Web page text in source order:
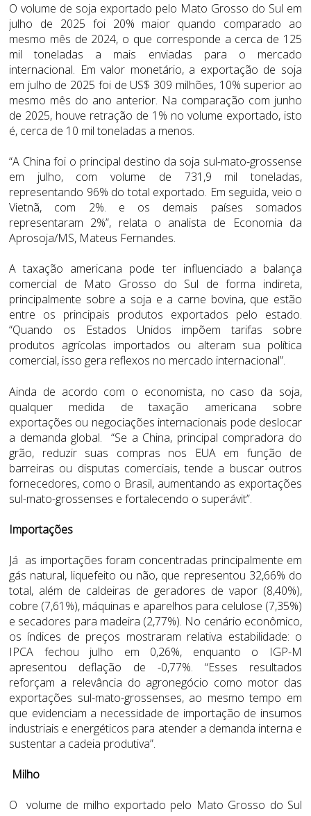
O volume de soja exportado pelo Mato Grosso do Sul em
julho de 2025 foi 20% maior quando comparado ao
mesmo mês de 2024, o que corresponde a cerca de 125
mil toneladas a mais enviadas para o mercado
internacional. Em valor monetário, a exportação de soja
em julho de 2025 foi de US$ 309 milhões, 10% superior ao
mesmo mês do ano anterior. Na comparação com junho
de 2025, houve retração de 1% no volume exportado, isto
é, cerca de 10 mil toneladas a menos.
“A China foi o principal destino da soja sul-mato-grossense
em julho, com volume de 731,9 mil toneladas,
representando 96% do total exportado. Em seguida, veio o
Vietnã, com 2%. e os demais países somados
representaram 2%”, relata o analista de Economia da
Aprosoja/MS, Mateus Fernandes.
A taxação americana pode ter influenciado a balança
comercial de Mato Grosso do Sul de forma indireta,
principalmente sobre a soja e a carne bovina, que estão
entre os principais produtos exportados pelo estado.
“Quando os Estados Unidos impõem tarifas sobre
produtos agrícolas importados ou alteram sua política
comercial, isso gera reflexos no mercado internacional”.
Ainda de acordo com o economista, no caso da soja,
qualquer medida de taxação americana sobre
exportações ou negociações internacionais pode deslocar
a demanda global. “Se a China, principal compradora do
grão, reduzir suas compras nos EUA em função de
barreiras ou disputas comerciais, tende a buscar outros
fornecedores, como o Brasil, aumentando as exportações
sul-mato-grossenses e fortalecendo o superávit”.
Importações
Já as importações foram concentradas principalmente em
gás natural, liquefeito ou não, que representou 32,66% do
total, além de caldeiras de geradores de vapor (8,40%),
cobre (7,61%), máquinas e aparelhos para celulose (7,35%)
e secadores para madeira (2,77%). No cenário econômico,
os índices de preços mostraram relativa estabilidade: o
IPCA fechou julho em 0,26%, enquanto o IGP-M
apresentou deflação de -0,77%. “Esses resultados
reforçam a relevância do agronegócio como motor das
exportações sul-mato-grossenses, ao mesmo tempo em
que evidenciam a necessidade de importação de insumos
industriais e energéticos para atender a demanda interna e
sustentar a cadeia produtiva”.
Milho
O volume de milho exportado pelo Mato Grosso do Sul